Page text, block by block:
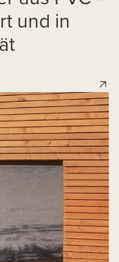
und in